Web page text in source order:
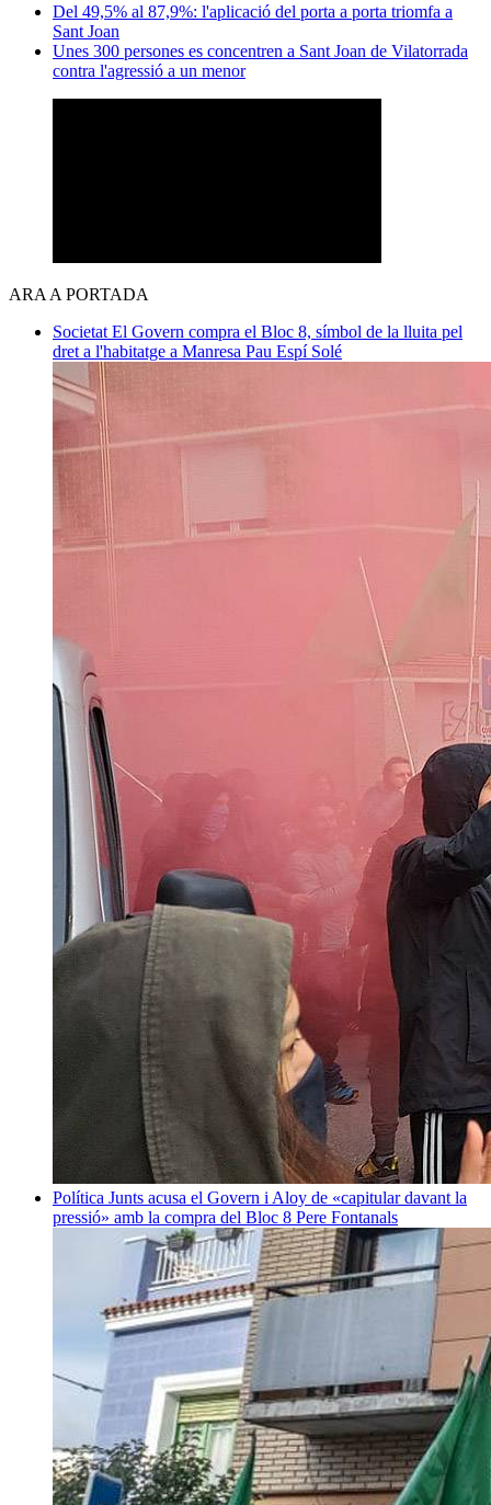
Del 49,5% al 87,9%: l'aplicació del porta a porta triomfa a
Sant Joan
Unes 300 persones es concentren a Sant Joan de Vilatorrada
contra l'agressió a un menor
ARA A PORTADA
Societat El Govern compra el Bloc 8, símbol de la lluita pel
dret a l'habitatge a Manresa Pau Espí Solé
Política Junts acusa el Govern i Aloy de «capitular davant la
pressió» amb la compra del Bloc 8 Pere Fontanals